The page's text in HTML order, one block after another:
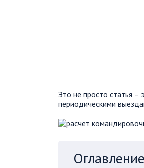
Это не просто статья –
периодическими
Оглавление